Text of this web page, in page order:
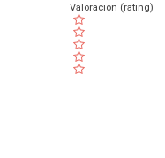
( )
( )
( )
( )
( )
Valoración (rating)